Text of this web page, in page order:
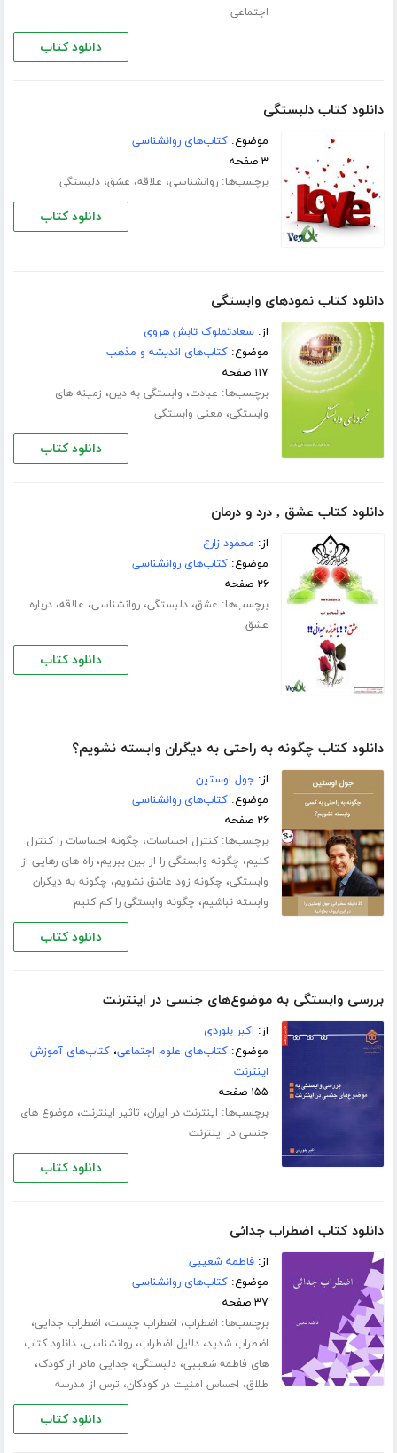
اجتماعی
دانلود کتاب
دانلود کتاب دلبستگی
موضوع:کتاب‌های روانشناسی
۳ صفحه
برچسب‌ها:روانشناسی، علاقه، عشق،دلبستگی
دانلود کتاب
دانلود کتاب نمودهای وابستگی
از:سعادتملوک تابش هروی
موضوع:کتاب‌های اندیشه و مذهب
۱۱۷ صفحه
برچسب‌ها: عبادت، وابستگی به دین، زمینه های
وابستگی، معنی وابستگی
دانلود کتاب
دانلود کتاب عشق , درد و درمان
از: محمود زارع
موضوع:کتاب‌های روانشناسی
۲۶ صفحه
برچسب‌ها: عشق،دلبستگی،روانشناسی، علاقه،درباره
عشق
دانلود کتاب
دانلود کتاب چگونه به راحتی به دیگران وابسته نشویم؟
از:جول اوستین
موضوع:کتاب‌های روانشناسی
۲۶ صفحه
برچسب‌ها:کنترل احساسات، چگونه احساسات را کنترل
کنیم، چگونه وابستگی را از بین ببریم،راه های رهایی از
وابستگی، چگونه زود عاشق نشویم، چگونه به دیگران
وابسته نباشیم، چگونه وابستگی را کم کنیم
دانلود کتاب
بررسی واب‍س‍ت‍گ‍ی‌ ب‍ه‌ م‍وض‍وع‌‌ه‍ای‌ ج‍ن‍س‍ی‌ در ای‍ن‍ت‍رن‍ت
از: اکبر بلوردی
موضوع:کتاب‌های علوم اجتماعی،کتاب‌های آموزش
اینترنت
۱۵۵ صفحه
برچسب‌ها: اینترنت در ایران، تاثیر اینترنت، موضوع های
جنسی در اینترنت
دانلود کتاب
دانلود کتاب اضطراب جدائی
از:فاطمه شعیبی
موضوع:کتاب‌های روانشناسی
۳۷ صفحه
برچسب‌ها: اضطراب، اضطراب چیست، اضطراب جدایی،
اضطراب شدید،دلایل اضطراب،روانشناسی،دانلود کتاب
های فاطمه شعیبی،دلبستگی، جدایی مادر از کودک،
طلاق، احساس امنیت در کودکان، ترس از مدرسه
دانلود کتاب